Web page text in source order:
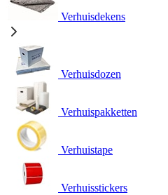
Verhuisdekens
Verhuisdozen
Verhuispakketten
Verhuistape
Verhuisstickers